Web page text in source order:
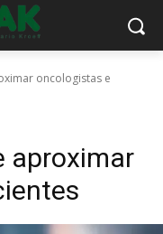
oncologistas e
aproximar